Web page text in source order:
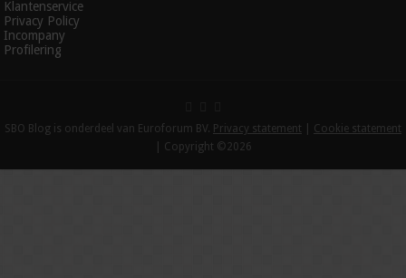
Klantenservice
Privacy Policy
Incompany
Profilering
SBO Blog is onderdeel van Euroforum BV. Privacy statement
Cookie statement
| Copyright ©2026